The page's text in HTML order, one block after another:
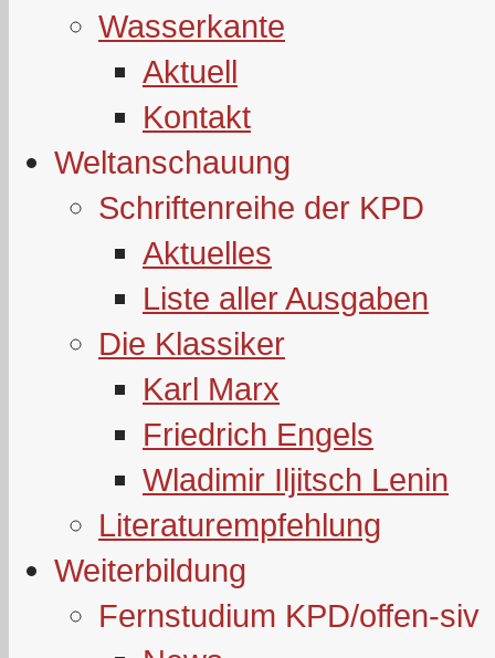
Wasserkante
Aktuell
Kontakt
Weltanschauung
Schriftenreihe der KPD
Aktuelles
Liste aller Ausgaben
Die Klassiker
Karl Marx
Friedrich Engels
Wladimir Iljitsch Lenin
Literaturempfehlung
Weiterbildung
Fernstudium KPD/offen-siv